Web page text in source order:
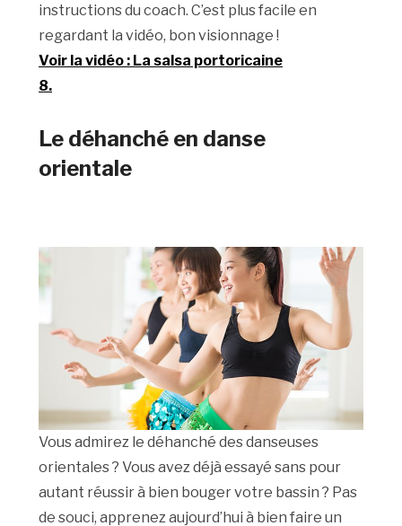
instructions du coach. C’est plus facile en
regardant la vidéo, bon visionnage !
Voir la vidéo : La salsa portoricaine
8.
Le déhanché en danse
orientale
Vous admirez le déhanché des danseuses
orientales ? Vous avez déjà essayé sans pour
autant réussir à bien bouger votre bassin ? Pas
de souci, apprenez aujourd’hui à bien faire un